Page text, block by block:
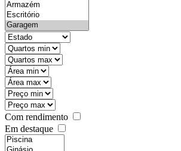
state
mintypo
maxtypo
minarea
maxarea
minprice
maxprice
Com rendimento
Em destaque
features